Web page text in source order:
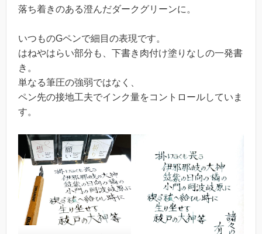
落ち着きのある澄んだダークグリーンに。
いつものGペンで細目の表現です。
はねやはらい部分も、下書き肉付け塗りなしの一発書
き。
単なる筆圧の強弱ではなく、
ペン先の接地工夫でインク量をコントロールしていま
す。